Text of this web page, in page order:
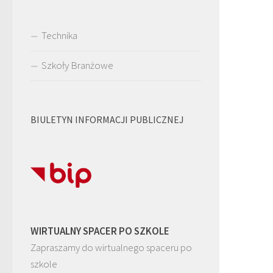
Technika
Szkoły Branżowe
BIULETYN INFORMACJI PUBLICZNEJ
WIRTUALNY SPACER PO SZKOLE
Zapraszamy do wirtualnego spaceru po
szkole